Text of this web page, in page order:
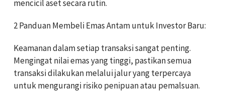
mencicil aset secara rutin.
2 Panduan Membeli Emas Antam untuk Investor Baru:
Keamanan dalam setiap transaksi sangat penting.
Mengingat nilai emas yang tinggi, pastikan semua
transaksi dilakukan melalui jalur yang terpercaya
untuk mengurangi risiko penipuan atau pemalsuan.